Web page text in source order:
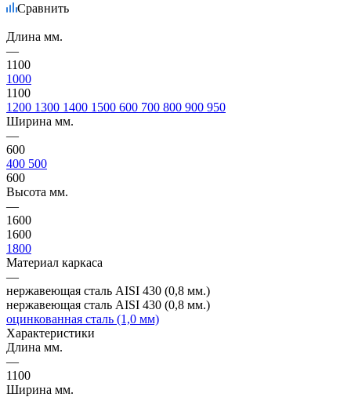
Сравнить
Длина мм.
—
1100
1000
1100
1200 1300 1400 1500 600 700 800 900 950
Ширина мм.
—
600
400 500
600
Высота мм.
—
1600
1600
1800
Материал каркаса
—
нержавеющая сталь AISI 430 (0,8 мм.)
нержавеющая сталь AISI 430 (0,8 мм.)
оцинкованная сталь (1,0 мм)
Характеристики
Длина мм.
—
1100
Ширина мм.